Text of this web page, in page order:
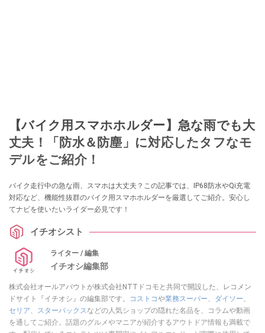
【バイク用スマホホルダー】急な雨でも大
丈夫！「防水＆防塵」に対応したタフなモ
デルをご紹介！
バイク走行中の急な雨、スマホは大丈夫？この記事では、IP68防水やQi充電
対応など、機能性抜群のバイク用スマホホルダーを厳選してご紹介。安心し
てナビを使いたいライダー必見です！
イチオシスト
ライター / 編集
イチオシ編集部
株式会社オールアバウトが株式会社NTTドコモと共同で開設した、レコメン
ドサイト『イチオシ』の編集部です。
コストコや業務スーパー、 ダイソー、
セリア、 スターバックスなどの人気ショップの隠れた名品を、コラムや動画
を通してご紹介。話題のグルメやマニアが紹介するアウトドア情報も満載で